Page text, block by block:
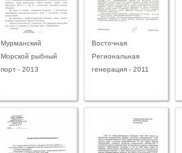
Мурманский
Морской рыбный
порт - 2013
Восточная
Региональная
генерация - 2011